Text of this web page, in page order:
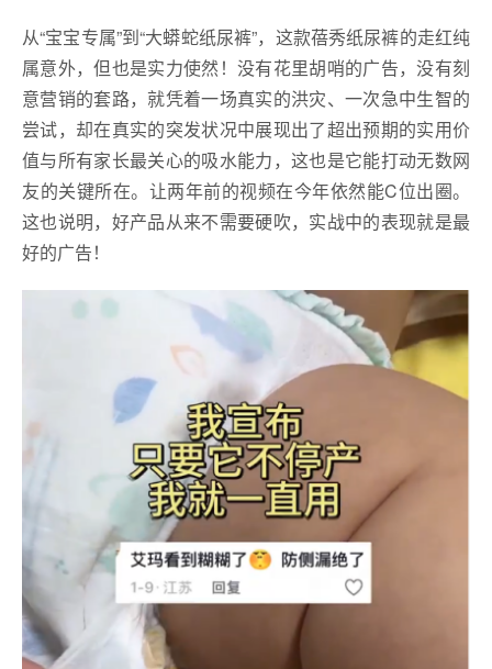
从“宝宝专属”到“大蟒蛇纸尿裤”，这款蓓秀纸尿裤的走红纯
属意外，但也是实力使然！没有花里胡哨的广告，没有刻
意营销的套路，就凭着一场真实的洪灾、一次急中生智的
尝试，却在真实的突发状况中展现出了超出预期的实用价
值与所有家长最关心的吸水能力，这也是它能打动无数网
友的关键所在。让两年前的视频在今年依然能C位出圈。
这也说明，好产品从来不需要硬吹，实战中的表现就是最
好的广告！